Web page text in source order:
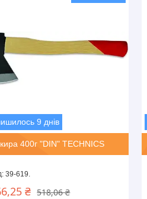
9 днів
400г "DIN" TECHNICS
39-619.
518,06 ₴
₴